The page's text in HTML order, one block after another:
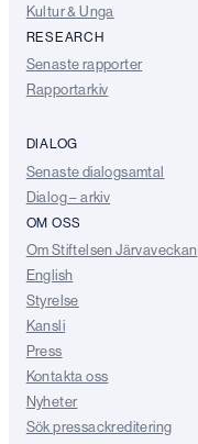
Kultur & Unga
RESEARCH
Senaste rapporter
Rapportarkiv
DIALOG
Senaste dialogsamtal
Dialog – arkiv
OM OSS
Om Stiftelsen Järvaveckan
English
Styrelse
Kansli
Press
Kontakta oss
Nyheter
Sök pressackreditering